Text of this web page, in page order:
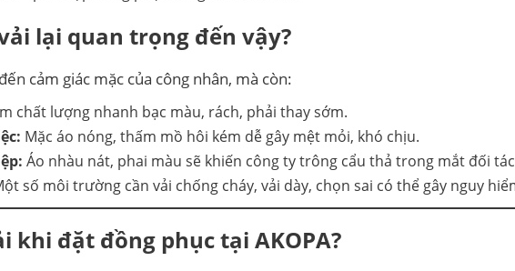
lại quan trọng đến vậy?
cảm giác mặc của công nhân, mà còn:
chất lượng nhanh bạc màu, rách, phải thay sớm.
Mặc áo nóng, thấm mồ hôi kém dễ gây mệt mỏi, khó chịu.
Áo nhàu nát, phai màu sẽ khiến công ty trông cẩu thả trong mắt đối
số môi trường cần vải chống cháy, vải dày, chọn sai có thể gây nguy
khi đặt đồng phục tại AKOPA?